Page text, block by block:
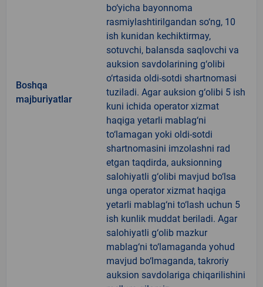
Boshqa
majburiyatlar
bo‘yicha bayonnoma
rasmiylashtirilgandan so‘ng, 10
ish kunidan kechiktirmay,
sotuvchi, balansda saqlovchi va
auksion savdolarining g‘olibi
o‘rtasida oldi-sotdi shartnomasi
tuziladi. Agar auksion g‘olibi 5 ish
kuni ichida operator xizmat
haqiga yetarli mablag‘ni
to‘lamagan yoki oldi-sotdi
shartnomasini imzolashni rad
etgan taqdirda, auksionning
salohiyatli g‘olibi mavjud bo‘lsa
unga operator xizmat haqiga
yetarli mablag‘ni to‘lash uchun 5
ish kunlik muddat beriladi. Agar
salohiyatli g‘olib mazkur
mablag‘ni to‘lamaganda yohud
mavjud bo‘lmaganda, takroriy
auksion savdolariga chiqarilishini